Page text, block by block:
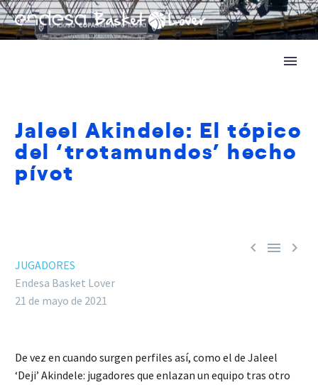
Jaleel Akindele: El tópico
del ‘trotamundos’ hecho
pívot
  
JUGADORES
Endesa Basket Lover
21 de mayo de 2021
De vez en cuando surgen perfiles así, como el de Jaleel
‘Deji’ Akindele: jugadores que enlazan un equipo tras otro